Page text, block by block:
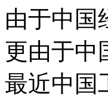
由于中国
更由于中
最近中国